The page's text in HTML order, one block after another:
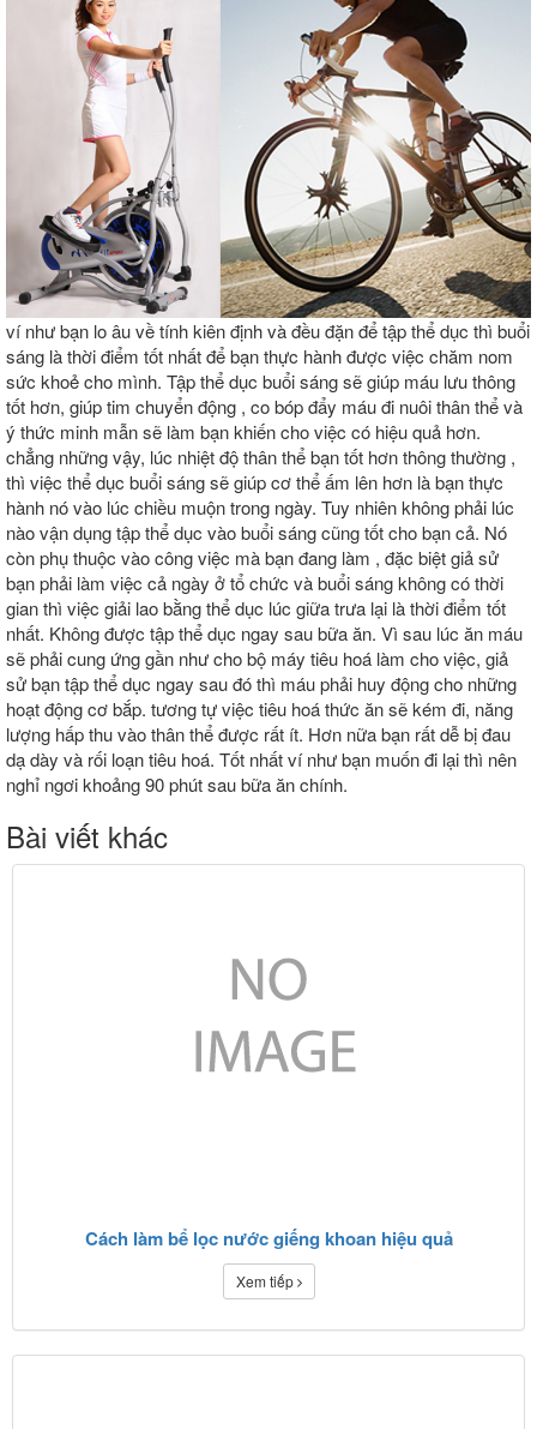
ví như bạn lo âu về tính kiên định và đều đặn để tập thể dục thì buổi
sáng là thời điểm tốt nhất để bạn thực hành được việc chăm nom
sức khoẻ cho mình. Tập thể dục buổi sáng sẽ giúp máu lưu thông
tốt hơn, giúp tim chuyển động , co bóp đẩy máu đi nuôi thân thể và
ý thức minh mẫn sẽ làm bạn khiến cho việc có hiệu quả hơn.
chẳng những vậy, lúc nhiệt độ thân thể bạn tốt hơn thông thường ,
thì việc thể dục buổi sáng sẽ giúp cơ thể ấm lên hơn là bạn thực
hành nó vào lúc chiều muộn trong ngày. Tuy nhiên không phải lúc
nào vận dụng tập thể dục vào buổi sáng cũng tốt cho bạn cả. Nó
còn phụ thuộc vào công việc mà bạn đang làm , đặc biệt giả sử
bạn phải làm việc cả ngày ở tổ chức và buổi sáng không có thời
gian thì việc giải lao bằng thể dục lúc giữa trưa lại là thời điểm tốt
nhất. Không được tập thể dục ngay sau bữa ăn. Vì sau lúc ăn máu
sẽ phải cung ứng gần như cho bộ máy tiêu hoá làm cho việc, giả
sử bạn tập thể dục ngay sau đó thì máu phải huy động cho những
hoạt động cơ bắp. tương tự việc tiêu hoá thức ăn sẽ kém đi, năng
lượng hấp thu vào thân thể được rất ít. Hơn nữa bạn rất dễ bị đau
dạ dày và rối loạn tiêu hoá. Tốt nhất ví như bạn muốn đi lại thì nên
nghỉ ngơi khoảng 90 phút sau bữa ăn chính.
Bài viết khác
Cách làm bể lọc nước giếng khoan hiệu quả
Xem tiếp